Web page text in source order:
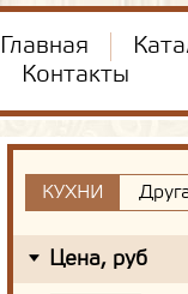
Главная
Контакты
КУХНИ
Цена, руб